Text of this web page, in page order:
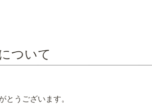
ついて
うございます。